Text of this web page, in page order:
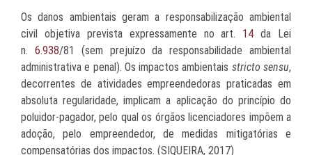
Os danos ambientais geram a responsabilização ambiental
civil objetiva prevista expressamente no art. 14 da Lei
n. 6.938/81 (sem prejuízo da responsabilidade ambiental
administrativa e penal). Os impactos ambientais stricto sensu,
decorrentes de atividades empreendedoras praticadas em
absoluta regularidade, implicam a aplicação do princípio do
poluidor-pagador, pelo qual os órgãos licenciadores impõem a
adoção, pelo empreendedor, de medidas mitigatórias e
compensatórias dos impactos. (SIQUEIRA, 2017)